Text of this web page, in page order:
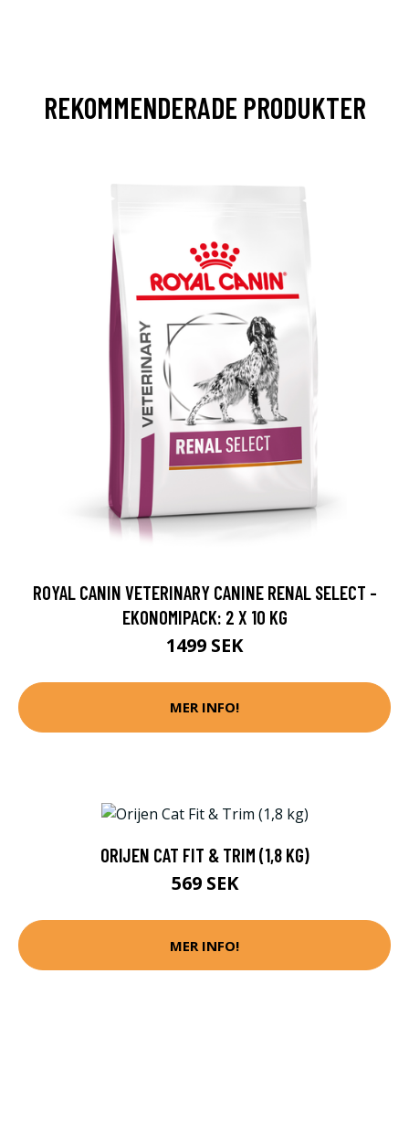
REKOMMENDERADE PRODUKTER
ROYAL CANIN VETERINARY CANINE RENAL SELECT -
EKONOMIPACK: 2 X 10 KG
1499 SEK
MER INFO!
ORIJEN CAT FIT & TRIM (1,8 KG)
569 SEK
MER INFO!